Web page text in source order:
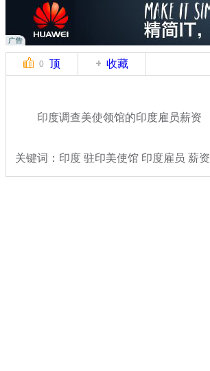
0 顶 收藏
印度调查美使领馆的印度雇员薪资
关键词：印度 驻印美使馆 印度雇员 薪资